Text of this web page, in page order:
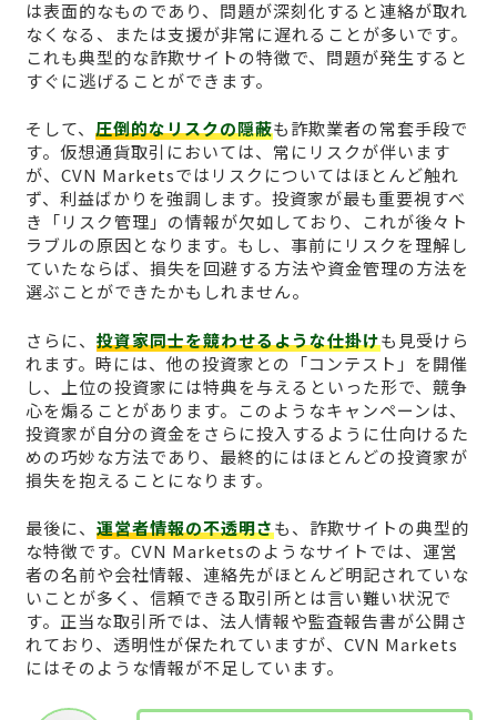
は表面的なものであり、問題が深刻化すると連絡が取れ
なくなる、または支援が非常に遅れることが多いです。
これも典型的な詐欺サイトの特徴で、問題が発生すると
すぐに逃げることができます。
そして、 圧倒的なリスクの隠蔽も詐欺業者の常套手段で
す。仮想通貨取引においては、常にリスクが伴います
が、CVN Marketsではリスクについてはほとんど触れ
ず、利益ばかりを強調します。投資家が最も重要視すべ
き「リスク管理」の情報が欠如しており、これが後々ト
ラブルの原因となります。もし、事前にリスクを理解し
ていたならば、損失を回避する方法や資金管理の方法を
選ぶことができたかもしれません。
さらに、 投資家同士を競わせるような仕掛けも見受けら
れます。時には、他の投資家との「コンテスト」を開催
し、上位の投資家には特典を与えるといった形で、競争
心を煽ることがあります。このようなキャンペーンは、
投資家が自分の資金をさらに投入するように仕向けるた
めの巧妙な方法であり、最終的にはほとんどの投資家が
損失を抱えることになります。
最後に、 運営者情報の不透明さも、詐欺サイトの典型的
な特徴です。CVN Marketsのようなサイトでは、運営
者の名前や会社情報、連絡先がほとんど明記されていな
いことが多く、信頼できる取引所とは言い難い状況で
す。正当な取引所では、法人情報や監査報告書が公開さ
れており、透明性が保たれていますが、CVN Markets
にはそのような情報が不足しています。